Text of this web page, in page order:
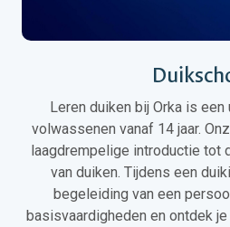
Leren duiken bij Orka is
volwassenen vanaf 14 jaar.
laagdrempelige introductie tot
van duiken. Tijdens een
begeleiding van een
basisvaardigheden en ontdek